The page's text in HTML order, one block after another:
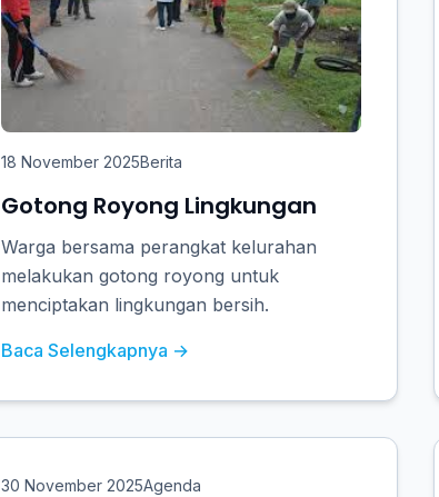
18 November 2025Berita
Gotong Royong Lingkungan
Warga bersama perangkat kelurahan
melakukan gotong royong untuk
menciptakan lingkungan bersih.
Baca Selengkapnya →
30 November 2025Agenda